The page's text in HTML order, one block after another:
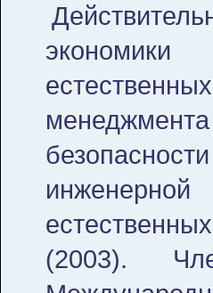
экономики
(2003).